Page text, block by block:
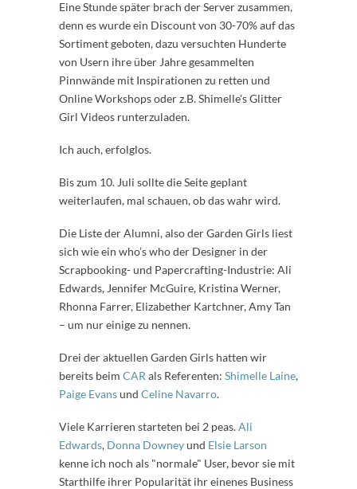
Eine Stunde später brach der Server zusammen,
denn es wurde ein Discount von 30-70% auf das
Sortiment geboten, dazu versuchten Hunderte
von Usern ihre über Jahre gesammelten
Pinnwände mit Inspirationen zu retten und
Online Workshops oder z.B. Shimelle's Glitter
Girl Videos runterzuladen.
Ich auch, erfolglos.
Bis zum 10. Juli sollte die Seite geplant
weiterlaufen, mal schauen, ob das wahr wird.
Die Liste der Alumni, also der Garden Girls liest
sich wie ein who’s who der Designer in der
Scrapbooking- und Papercrafting-Industrie: Ali
Edwards, Jennifer McGuire, Kristina Werner,
Rhonna Farrer, Elizabether Kartchner, Amy Tan
– um nur einige zu nennen.
Drei der aktuellen Garden Girls hatten wir
bereits beim CAR als Referenten: Shimelle Laine,
Paige Evansund Celine Navarro.
Viele Karrieren starteten bei 2 peas.Ali
Edwards, Donna Downeyund Elsie Larson
kenne ich noch als "normale" User, bevor sie mit
Starthilfe ihrer Popularität ihr einenes Business